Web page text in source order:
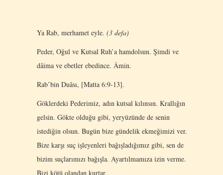
Ya Rab, merhamet eyle. (3 defa)
Peder, Oğul ve Kutsal Ruh’a hamdolsun. Şimdi ve
dâima ve ebetler ebedince. Âmin.
Rab’bin Duâsı, [Matta 6:9-13].
Göklerdeki Pederimiz, adın kutsal kılınsın. Krallığın
gelsin. Gökte olduğu gibi, yeryüzünde de senin
istediğin olsun. Bugün bize gündelik ekmeğimizi ver.
Bize karşı suç işleyenleri bağışladığımız gibi, sen de
bizim suçlarımızı bağışla. Ayartılmamıza izin verme.
Bizi kötü olandan kurtar.